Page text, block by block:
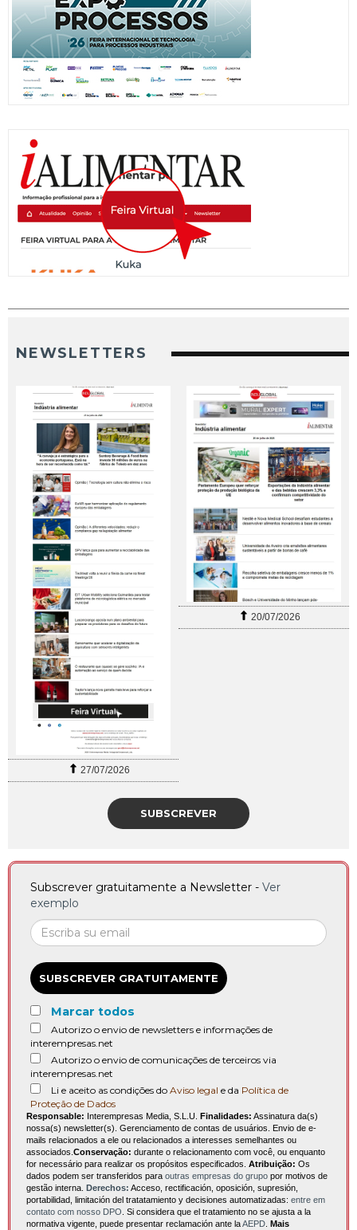
NEWSLETTERS
27/07/2026
20/07/2026
SUBSCREVER
Subscrever gratuitamente a Newsletter - Ver
exemplo
SUBSCREVER GRATUITAMENTE
Marcar todos
Autorizo o envio de newsletters e informações de
interempresas.net
Autorizo o envio de comunicações de terceiros via
interempresas.net
Li e aceito as condições do Aviso legal e da Política de
Proteção de Dados
Responsable: Interempresas Media, S.L.U. Finalidades: Assinatura da(s)
nossa(s) newsletter(s). Gerenciamento de contas de usuários. Envio de e-
mails relacionados a ele ou relacionados a interesses semelhantes ou
associados. Conservação: durante o relacionamento com você, ou enquanto
for necessário para realizar os propósitos especificados. Atribuição: Os
dados podem ser transferidos para outras empresas do grupo por motivos de
gestão interna. Derechos: Acceso, rectificación, oposición, supresión,
portabilidad, limitación del tratatamiento y decisiones automatizadas: entre em
contato com nosso DPO . Si considera que el tratamiento no se ajusta a la
normativa vigente, puede presentar reclamación ante laAEPD Mais